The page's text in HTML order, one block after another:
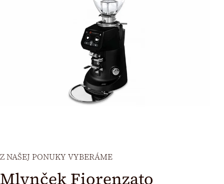
Z NAŠEJ PONUKY VYBERÁME
Mlynček Fiorenzato